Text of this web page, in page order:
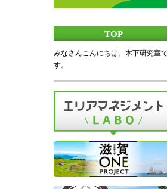
TOP
みなさんこんにちは。木下研究室
す。